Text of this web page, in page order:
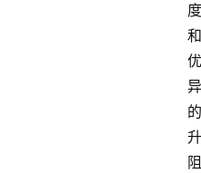
度
和
优
异
的
升
阻